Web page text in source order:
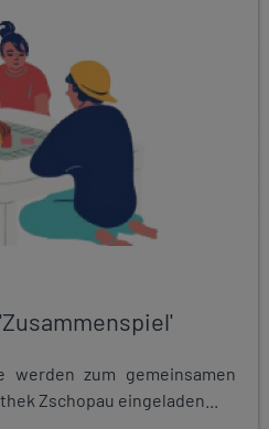
werden zum gemeinsamen
Zschopau eingeladen...